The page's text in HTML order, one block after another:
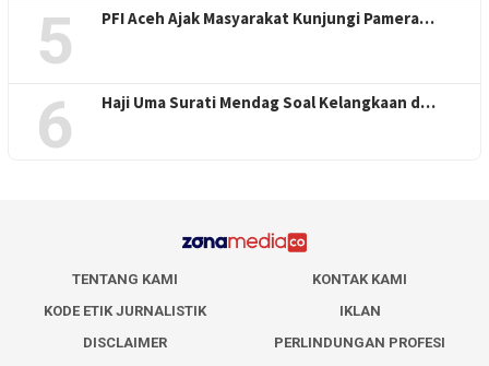
5 PFI Aceh Ajak Masyarakat Kunjungi Pamera…
6 Haji Uma Surati Mendag Soal Kelangkaan d…
TENTANG KAMI
KONTAK KAMI
KODE ETIK JURNALISTIK
IKLAN
DISCLAIMER
PERLINDUNGAN PROFESI